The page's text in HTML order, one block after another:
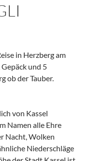
in Herzberg am
und 5
ob der Tauber.
von Kassel
Namen alle Ehre
Nacht, Wolken
Niederschläge